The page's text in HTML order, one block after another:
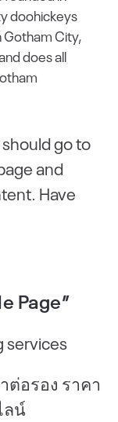
doohickeys
Gotham City,
does all
go to
and
Have
Page”
services
อรอง ราคา
ลน์